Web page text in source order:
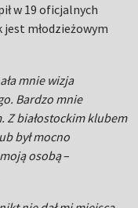
w 19 oficjalnych
jest młodzieżowym
mnie wizja
Bardzo mnie
Z białostockim klubem
był mocno
osobą–